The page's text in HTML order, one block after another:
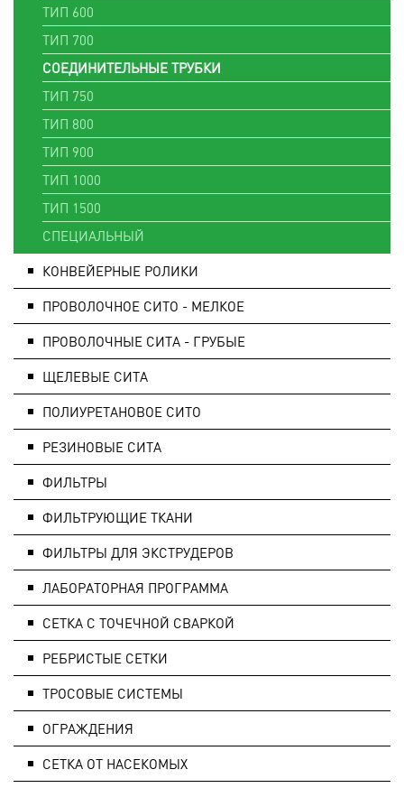
ТИП 600
ТИП 700
СОЕДИНИТЕЛЬНЫЕ ТРУБКИ
ТИП 750
ТИП 800
ТИП 900
ТИП 1000
ТИП 1500
СПЕЦИАЛЬНЫЙ
КОНВЕЙЕРНЫЕ РОЛИКИ
ПРОВОЛОЧНОЕ СИТО - МЕЛКОЕ
ПРОВОЛОЧНЫЕ СИТА - ГРУБЫЕ
ЩЕЛЕВЫЕ СИТА
ПОЛИУРЕТАНОВОЕ СИТО
РЕЗИНОВЫЕ СИТА
ФИЛЬТРЫ
ФИЛЬТРУЮЩИЕ ТКАНИ
ФИЛЬТРЫ ДЛЯ ЭКСТРУДЕРОВ
ЛАБОРАТОРНАЯ ПРОГРАММА
СЕТКА С ТОЧЕЧНОЙ СВАРКОЙ
РЕБРИСТЫЕ СЕТКИ
ТРОСОВЫЕ СИСТЕМЫ
ОГРАЖДЕНИЯ
СЕТКА ОТ НАСЕКОМЫХ